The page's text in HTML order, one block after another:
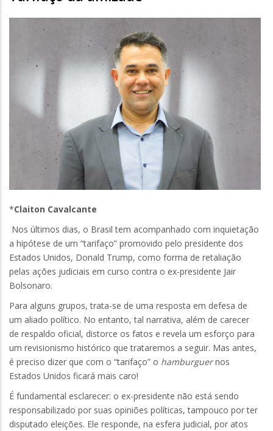
*Claiton Cavalcante
Nos últimos dias, o Brasil tem acompanhado com inquietação
a hipótese de um “tarifaço” promovido pelo presidente dos
Estados Unidos, Donald Trump, como forma de retaliação
pelas ações judiciais em curso contra o ex-presidente Jair
Bolsonaro.
Para alguns grupos, trata-se de uma resposta em defesa de
um aliado político. No entanto, tal narrativa, além de carecer
de respaldo oficial, distorce os fatos e revela um esforço para
um revisionismo histórico que trataremos a seguir. Mas antes,
é preciso dizer que com o “tarifaço” o hamburguernos
Estados Unidos ficará mais caro!
É fundamental esclarecer: o ex-presidente não está sendo
responsabilizado por suas opiniões políticas, tampouco por ter
disputado eleições. Ele responde, na esfera judicial, por atos